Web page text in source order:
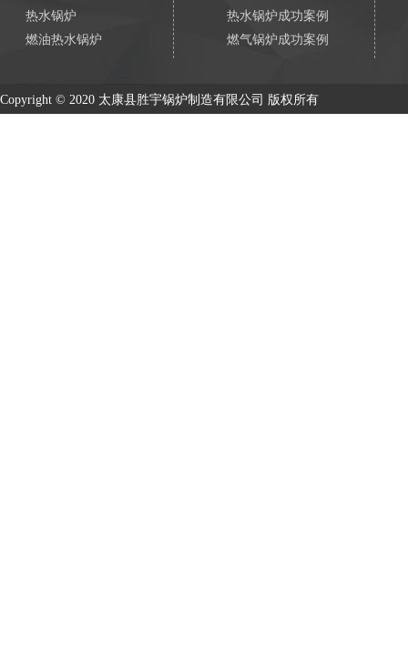
热水锅炉
燃油热水锅炉
热水锅炉成功案例
燃气锅炉成功案例
Copyright © 2020 太康县胜宇锅炉制造有限公司 版权所有